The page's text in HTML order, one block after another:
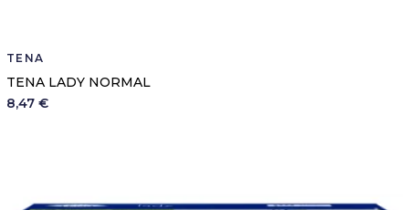
TENA
TENA LADY NORMAL
8,47 €